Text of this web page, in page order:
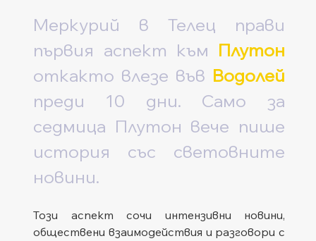
Меркурий в Телец прави
първия аспект към Плутон
откакто влезе във Водолей
преди 10 дни. Само за
седмица Плутон вече пише
история със световните
новини.
Този аспект сочи интензивни новини,
обществени взаимодействия и разговори с